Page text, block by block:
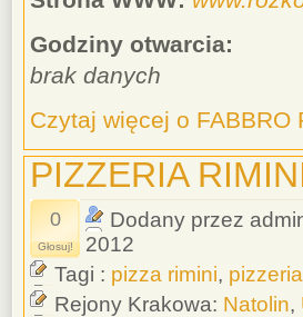
Godziny otwarcia:
brak danych
Czytaj więcej o FABBRO
PIZZERIA
0
Głosuj!
Dodany przez
2012
Tagi : pizza rimini,
Rejony Krakowa: Natolin,